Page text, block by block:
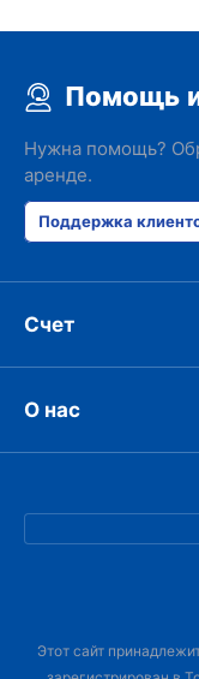
Помощь
Нужна помощь?
аренде.
Поддержка
Счет
О нас
Этот сайт